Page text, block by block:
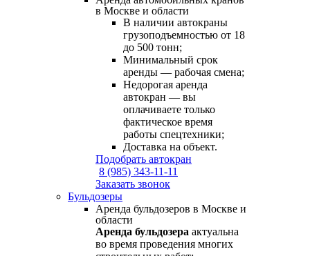
в Москве и области
В наличии автокраны
грузоподъемностью от 18
до 500 тонн;
Минимальный срок
аренды — рабочая смена;
Недорогая аренда
автокран — вы
оплачиваете только
фактическое время
работы спецтехники;
Доставка на объект.
Подобрать автокран
8 (985) 343-11-11
Заказать звонок
Бульдозеры
Аренда бульдозеров в Москве и
области
Аренда бульдозера актуальна
во время проведения многих